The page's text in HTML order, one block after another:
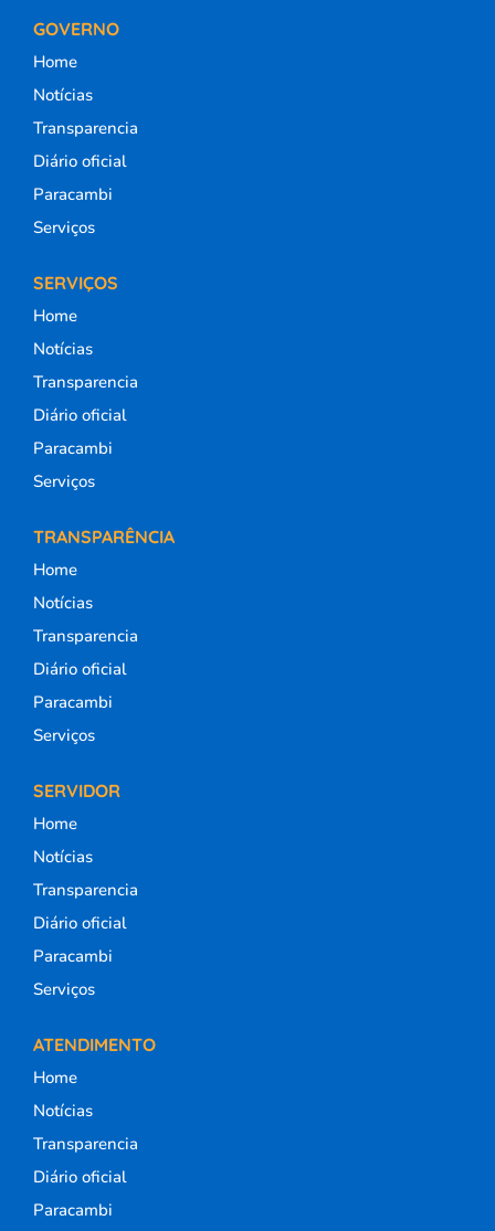
GOVERNO
Home
Notícias
Transparencia
Diário oficial
Paracambi
Serviços
SERVIÇOS
Home
Notícias
Transparencia
Diário oficial
Paracambi
Serviços
TRANSPARÊNCIA
Home
Notícias
Transparencia
Diário oficial
Paracambi
Serviços
SERVIDOR
Home
Notícias
Transparencia
Diário oficial
Paracambi
Serviços
ATENDIMENTO
Home
Notícias
Transparencia
Diário oficial
Paracambi